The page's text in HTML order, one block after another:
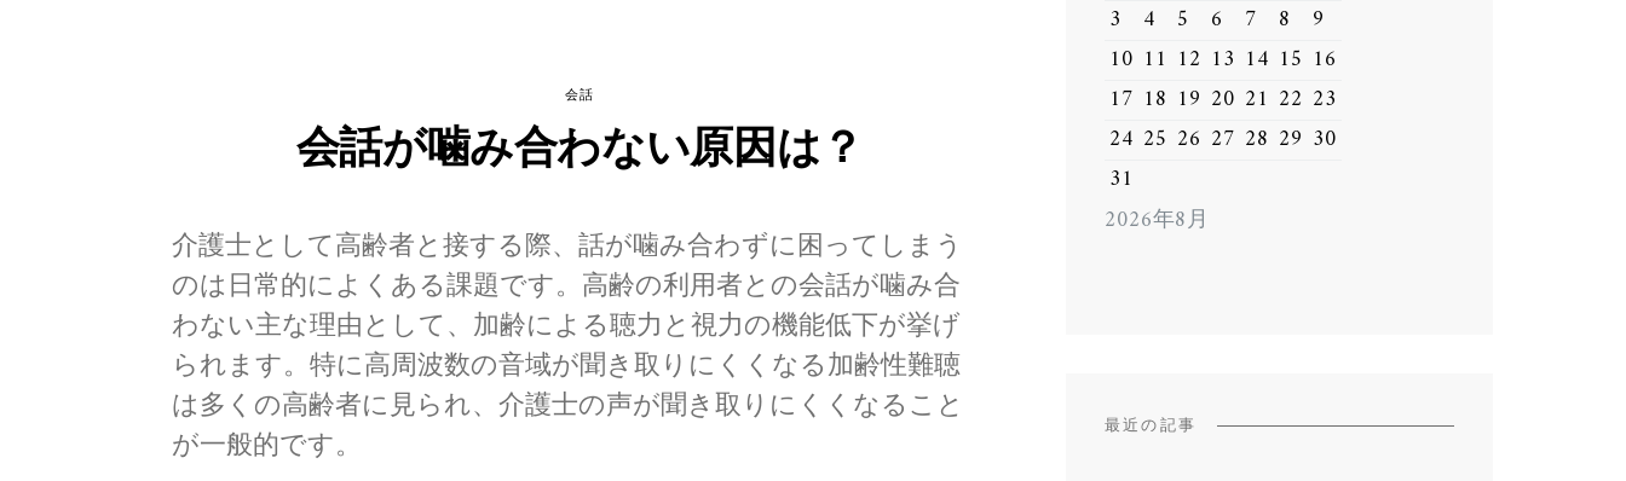
会話
会話が噛み合わない原因は？
介護士として高齢者と接する際、話が噛み合わずに困ってしまう
のは日常的によくある課題です。高齢の利用者との会話が噛み合
わない主な理由として、加齢による聴力と視力の機能低下が挙げ
られます。特に高周波数の音域が聞き取りにくくなる加齢性難聴
は多くの高齢者に見られ、介護士の声が聞き取りにくくなること
が一般的です。
2026年8月
3
4 5 6 7 8
9
10 11 12 13 14 15 16
17 18 19 20 21 22 23
24 25 26 27 28 29 30
31
最近の記事